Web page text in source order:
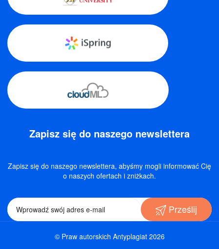
Zapisz się do naszego newslettera
Zapisz się do naszego newslettera, abyśmy mogli informować Cię
o naszych ofertach i zniżkach.
Prześlij
© Praw autorskich Antyplagiat 2026